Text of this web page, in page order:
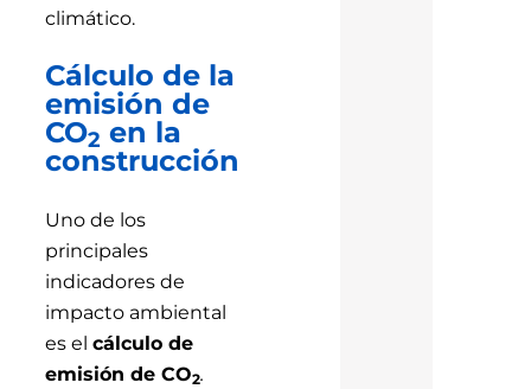
climático.
Cálculo de la
emisión de
CO2 en la
construcción
Uno de los
principales
indicadores de
impacto ambiental
es el cálculo de
emisión de CO2.